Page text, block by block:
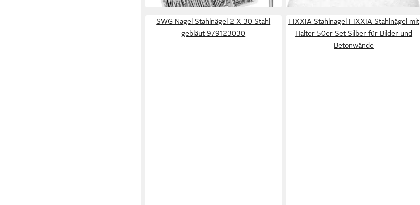
SWG Nagel Stahlnägel 2 X 30 Stahl
gebläut 979123030
FIXXIA Stahlnagel FIXXIA Stahlnägel mit
Halter 50er Set Silber für Bilder und
Betonwände